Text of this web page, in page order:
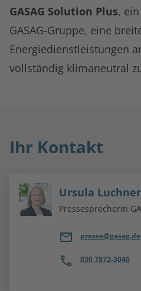
GASAG Solution Plus,
GASAG-Gruppe, eine
Energiedienstleistungen
vollständig klimaneutral
Ihr Kontakt
Ursula Luchner
Pressesprecherin
presse@gasag.de
030 7872-3040